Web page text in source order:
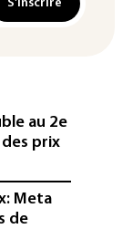
S'inscrire
au 2e
prix
Meta
de